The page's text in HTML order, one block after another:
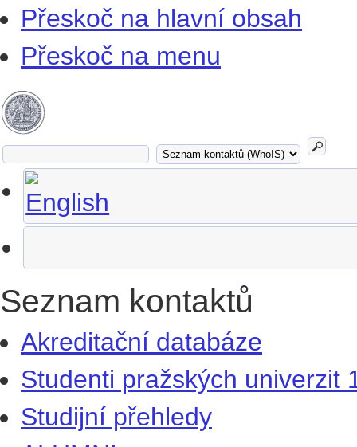
Přeskoč na hlavní obsah
Přeskoč na menu
Seznam kontaktů
Akreditační databáze
Studenti pražských univerzit
Studijní přehledy